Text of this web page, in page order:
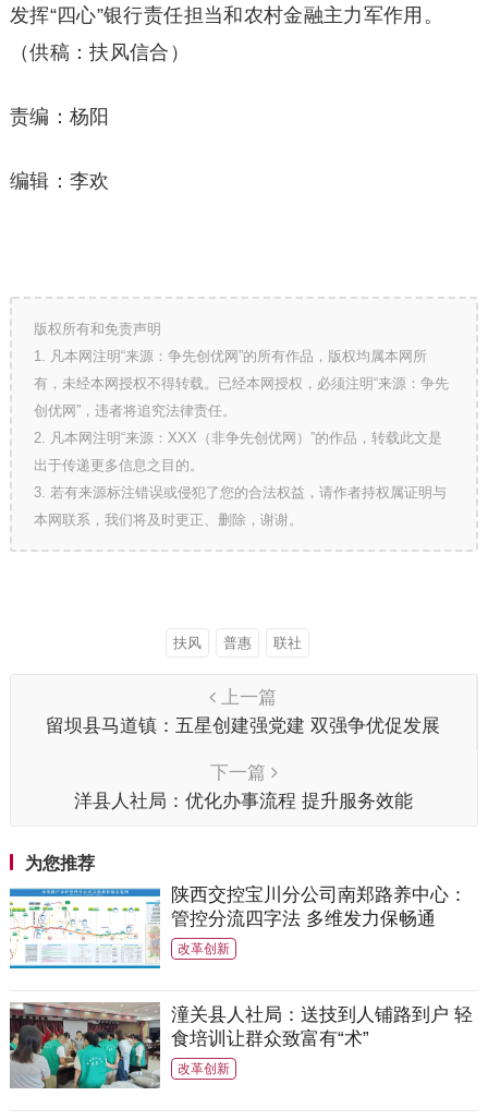
发挥“四心”银行责任担当和农村金融主力军作用。
（供稿：扶风信合）
责编：杨阳
编辑：李欢
版权所有和免责声明
1. 凡本网注明“来源：争先创优网”的所有作品，版权均属本网所
有，未经本网授权不得转载。已经本网授权，必须注明“来源：争先
创优网”，违者将追究法律责任。
2. 凡本网注明“来源：XXX（非争先创优网）”的作品，转载此文是
出于传递更多信息之目的。
3. 若有来源标注错误或侵犯了您的合法权益，请作者持权属证明与
本网联系，我们将及时更正、删除，谢谢。
扶风 普惠 联社
上一篇
留坝县马道镇：五星创建强党建 双强争优促发展
下一篇
洋县人社局：优化办事流程 提升服务效能
为您推荐
陕西交控宝川分公司南郑路养中心：
管控分流四字法 多维发力保畅通
改革创新
潼关县人社局：送技到人铺路到户 轻
食培训让群众致富有“术”
改革创新